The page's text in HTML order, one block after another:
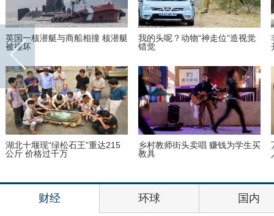
英国一核潜艇与商船相撞 核潜艇
被撞坏
我的头呢？动物“神走位”造视觉
错觉
湖北十堰现“绿松石王”重达215
公斤 价格过千万
乡村教师街头卖唱 赚钱为学生买
教具
财经 环球 国内